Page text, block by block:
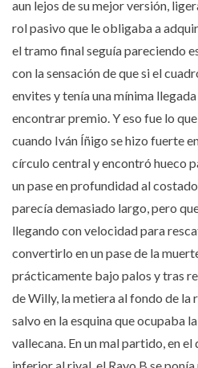
aun lejos de su mejor versión,
rol pasivo que le obligaba a
el tramo final seguía pareciendo
con la sensación de que si el
envites y tenía una mínima
encontrar premio. Y eso fue lo
cuando Iván Íñigo se hizo fuerte
círculo central y encontró hueco
un pase en profundidad al
parecía demasiado largo, pero
llegando con velocidad para
convertirlo en un pase de la
prácticamente bajo palos y tras
de Willy, la metiera al fondo de la
salvo en la esquina que ocupaba
vallecana. En un mal partido, en el